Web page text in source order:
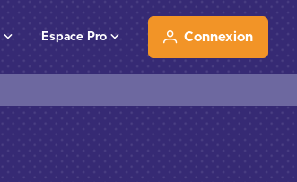
Espace Pro Connexion